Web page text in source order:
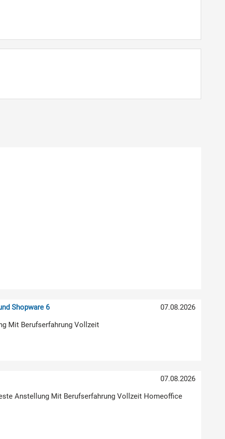
07.08.2026
Shopware 6
Mit Berufserfahrung Vollzeit
07.08.2026
Anstellung Mit Berufserfahrung Vollzeit Homeoffice